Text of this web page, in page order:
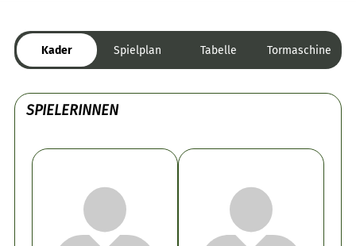
Kader Spielplan Tabelle Tormaschine
SPIELERINNEN